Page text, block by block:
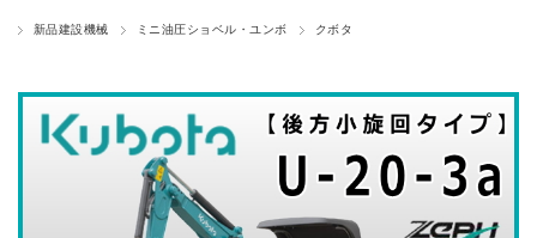
新品建設機械 ミニ油圧ショベル・ユンボ クボタ